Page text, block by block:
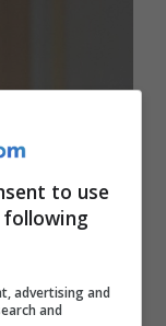
Russia non c’è
mondiale ©
to use
advertising and
and